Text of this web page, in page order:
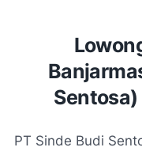
PT Sinde Budi